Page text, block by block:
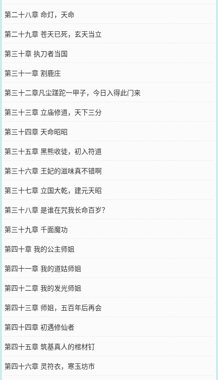
第二十八章 命灯，天命
第二十九章 苍天已死，玄天当立
第三十章 执刀者当国
第三十一章 割鹿庄
第三十二章凡尘蹉跎一甲子，今日入得此门来
第三十三章 立庙修道，天下三分
第三十四章 天命昭昭
第三十五章 黑熊收徒，初入符道
第三十六章 王妃的滋味真不错啊
第三十七章 立国大乾，建元天昭
第三十八章 是谁在咒我长命百岁？
第三十九章 千面魔功
第四十章 我的公主师姐
第四十一章 我的道姑师姐
第四十二章 我的发光师姐
第四十三章 师姐，五百年后再会
第四十四章 初遇修仙者
第四十五章 筑基真人的棺材钉
第四十六章 灵符衣，寒玉坊市